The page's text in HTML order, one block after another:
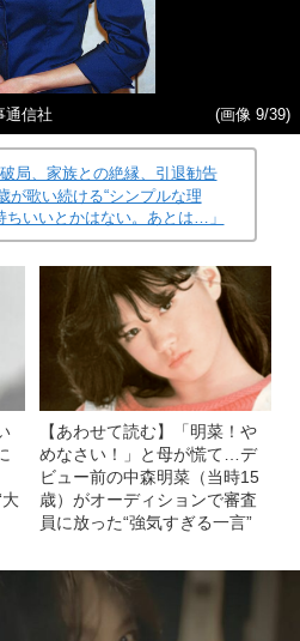
信社 (画像 9/39)
局、家族との絶縁、引退勧告
歌い続ける“シンプルな理
ちいいとかはない。あとは…」
大
【あわせて読む】「明菜！や
めなさい！」と母が慌て…デ
ビュー前の中森明菜（当時15
歳）がオーディションで審査
員に放った“強気すぎる一言”